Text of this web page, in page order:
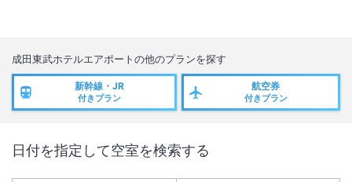
成田東武ホテルエアポートの他のプランを探す
新幹線・JR
付きプラン
航空券
付きプラン
日付を指定して空室を検索する